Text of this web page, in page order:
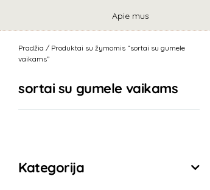
Apie mus
Pradžia / Produktai su žymomis “sortai su gumele
vaikams”
sortai su gumele vaikams
Kategorija